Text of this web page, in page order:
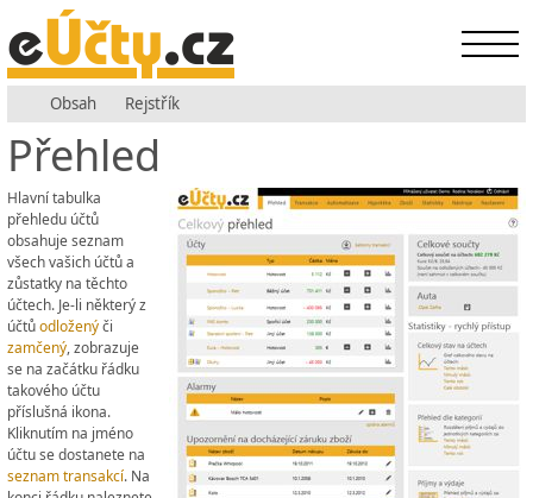
Obsah Rejstřík
Přehled
Hlavní tabulka
přehledu účtů
obsahuje seznam
všech vašich účtů a
zůstatky na těchto
účtech. Je-li některý z
účtůodloženýči
zamčený, zobrazuje
se na začátku řádku
takového účtu
příslušná ikona.
Kliknutím na jméno
účtu se dostanete na
seznam transakcí. Na